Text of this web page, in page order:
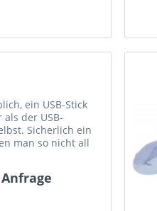
ein USB-Stick
der USB-
Sicherlich ein
man so nicht all
Ihrem Logo